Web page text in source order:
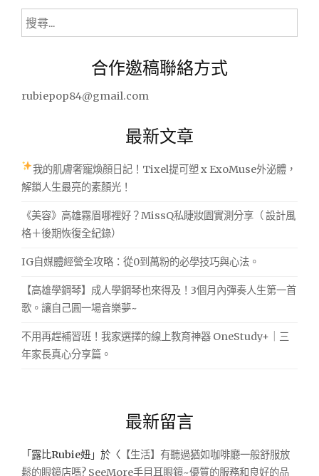
搜
尋
合作邀稿聯絡方式
rubiepop84@gmail.com
最新文章
我的肌膚奢寵煥顏日記！Tixel提可塑 x ExoMuse外泌體，
解鎖人生最亮的素顏光！
《美容》高雄霧眉哪裡好？MissQ私睫妝園實測分享（ 設計風
格＋後期恢復全紀錄）
IG自媒體經營全攻略：從0到萬粉的必學技巧與心法。
【高雄學鋼琴】成人學鋼琴也來得及！3個月內彈奏人生第一首
歌。讓自己圓一場音樂夢~
不用再趕補習班！我家選擇的線上教育神器 OneStudy+｜三
年家長真心分享篇。
最新留言
「 露比Rubie妞 」於〈 【生活】有聽過猶如咖啡廳一般舒服放
鬆的眼鏡店嗎? SeeMore手目耳眼鏡~優質的服務和良好的品